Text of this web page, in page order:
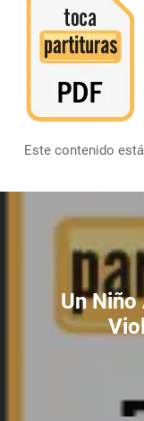
Este contenido
Un